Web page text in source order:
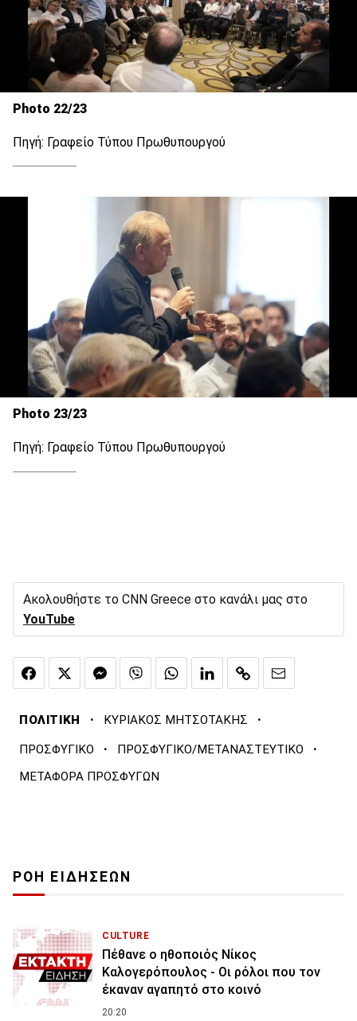
Photo 22/23
Πηγή: Γραφείο Τύπου Πρωθυπουργού
Photo 23/23
Πηγή: Γραφείο Τύπου Πρωθυπουργού
Ακολουθήστε το CNN Greece στο κανάλι μας στο
YouTube
ΠΟΛΙΤΙΚΗ · ΚΥΡΙΑΚΟΣ ΜΗΤΣΟΤΑΚΗΣ ·
ΠΡΟΣΦΥΓΙΚΟ · ΠΡΟΣΦΥΓΙΚΟ/ΜΕΤΑΝΑΣΤΕΥΤΙΚΟ ·
ΜΕΤΑΦΟΡΑ ΠΡΟΣΦΥΓΩΝ
ΡΟΗ ΕΙΔΗΣΕΩΝ
CULTURE
Πέθανε ο ηθοποιός Νίκος
Καλογερόπουλος - Οι ρόλοι που τον
έκαναν αγαπητό στο κοινό
20:20